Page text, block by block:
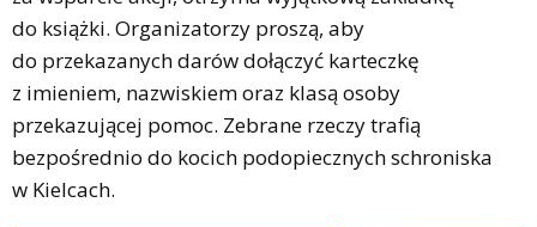
do książki. Organizatorzy proszą, aby
do przekazanych darów dołączyć karteczkę
z imieniem, nazwiskiem oraz klasą osoby
przekazującej pomoc. Zebrane rzeczy trafią
bezpośrednio do kocich podopiecznych schroniska
w Kielcach.